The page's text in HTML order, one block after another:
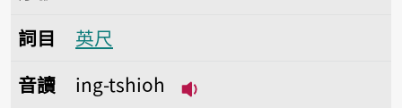
詞目
英尺
音讀
ing-tshioh